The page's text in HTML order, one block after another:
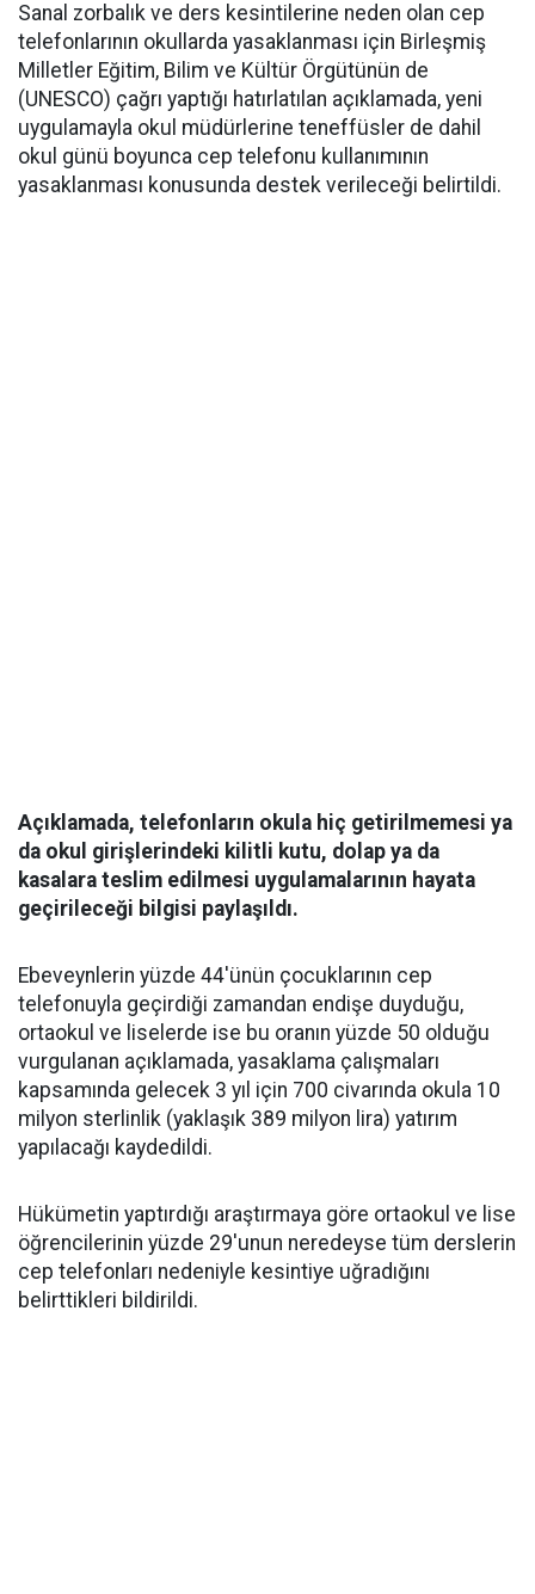
Sanal zorbalık ve ders kesintilerine neden olan cep
telefonlarının okullarda yasaklanması için Birleşmiş
Milletler Eğitim, Bilim ve Kültür Örgütünün de
(UNESCO) çağrı yaptığı hatırlatılan açıklamada, yeni
uygulamayla okul müdürlerine teneffüsler de dahil
okul günü boyunca cep telefonu kullanımının
yasaklanması konusunda destek verileceği belirtildi.
Açıklamada, telefonların okula hiç getirilmemesi ya
da okul girişlerindeki kilitli kutu, dolap ya da
kasalara teslim edilmesi uygulamalarının hayata
geçirileceği bilgisi paylaşıldı.
Ebeveynlerin yüzde 44'ünün çocuklarının cep
telefonuyla geçirdiği zamandan endişe duyduğu,
ortaokul ve liselerde ise bu oranın yüzde 50 olduğu
vurgulanan açıklamada, yasaklama çalışmaları
kapsamında gelecek 3 yıl için 700 civarında okula 10
milyon sterlinlik (yaklaşık 389 milyon lira) yatırım
yapılacağı kaydedildi.
Hükümetin yaptırdığı araştırmaya göre ortaokul ve lise
öğrencilerinin yüzde 29'unun neredeyse tüm derslerin
cep telefonları nedeniyle kesintiye uğradığını
belirttikleri bildirildi.